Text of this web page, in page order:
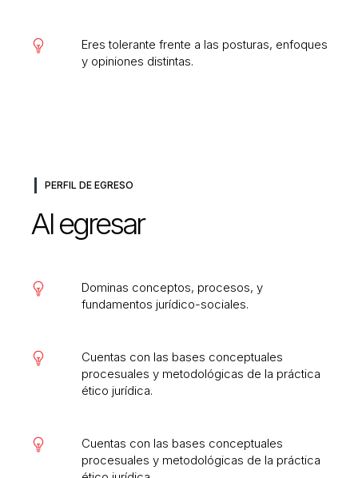
Eres tolerante frente a las posturas, enfoques
y opiniones distintas.
PERFIL DE EGRESO
Al egresar
Dominas conceptos, procesos, y
fundamentos jurídico-sociales.
Cuentas con las bases conceptuales
procesuales y metodológicas de la práctica
ético jurídica.
Cuentas con las bases conceptuales
procesuales y metodológicas de la práctica